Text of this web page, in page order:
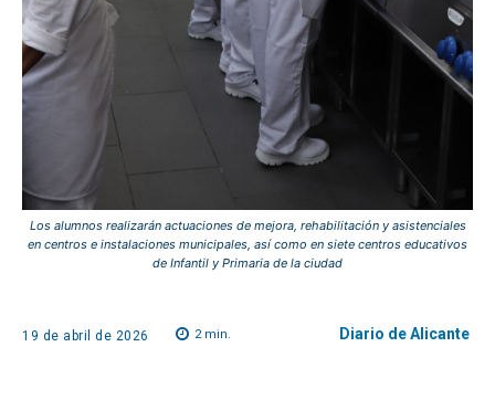
Los alumnos realizarán actuaciones de mejora, rehabilitación y asistenciales
en centros e instalaciones municipales, así como en siete centros educativos
de Infantil y Primaria de la ciudad
19 de abril de 2026 2min. Diario de Alicante